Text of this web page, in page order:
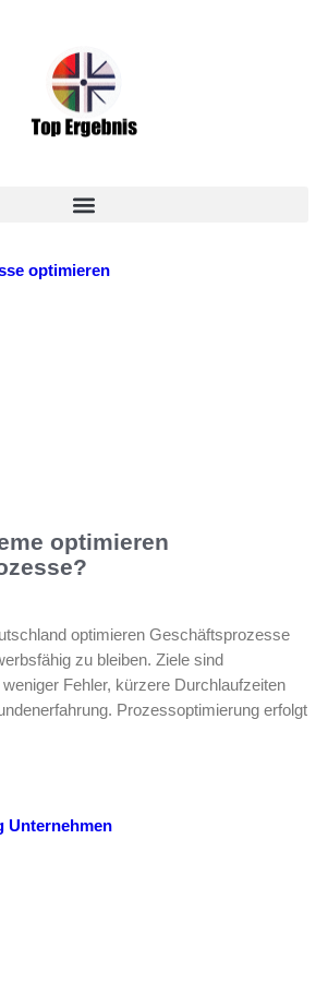
optimieren
optimieren Geschäftsprozesse
zu bleiben. Ziele sind
Fehler, kürzere Durchlaufzeiten
Prozessoptimierung erfolgt